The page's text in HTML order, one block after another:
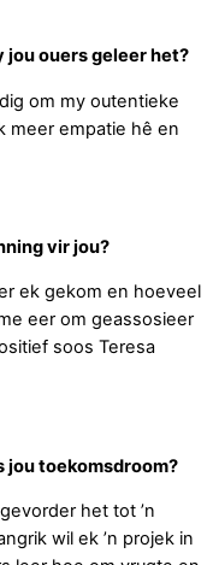
jou ouers geleer het?
om my outentieke
meer empatie hê en
vir jou?
ek gekom en hoeveel
eer om geassosieer
soos Teresa
jou toekomsdroom?
het tot ’n
wil ek ’n projek in